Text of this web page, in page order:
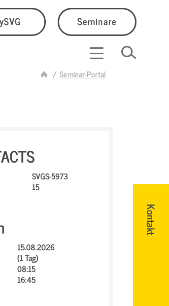
Seminare
Seminar-Portal
Kontakt
SVGS-5973
15
15.08.2026
(1 Tag)
08:15
16:45